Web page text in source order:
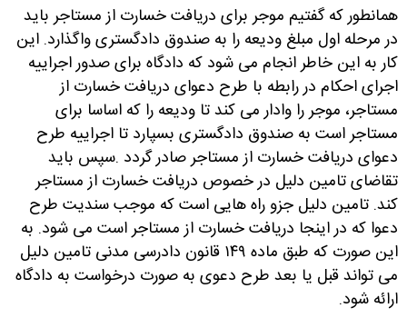
همانطور که گفتیم موجر برای دریافت خسارت از مستاجر باید
در مرحله اول مبلغ ودیعه را به صندوق دادگستری واگذارد. این
کار به این خاطر انجام می شود که دادگاه برای صدور اجراییه
اجرای احکام در رابطه با طرح دعوای دریافت خسارت از
مستاجر، موجر را وادار می کند تا ودیعه را که اساسا برای
مستاجر است به صندوق دادگستری بسپارد تا اجراییه طرح
دعوای دریافت خسارت از مستاجر صادر گردد .سپس باید
تقاضای تامین دلیل در خصوص دریافت خسارت از مستاجر
کند. تامین دلیل جزو راه هایی است که موجب سندیت طرح
دعوا که در اینجا دریافت خسارت از مستاجر است می شود. به
این صورت که طبق ماده ۱۴۹ قانون دادرسی مدنی تامین دلیل
می تواند قبل یا بعد طرح دعوی به صورت درخواست به دادگاه
ارائه شود.